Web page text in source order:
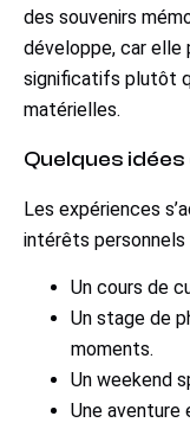
des souvenirs
développe, car elle
significatifs plutôt
matérielles.
Quelques
Les expériences
intérêts personnels
Un cours de
Un stage de
moments.
Un weekend
Une aventure